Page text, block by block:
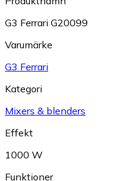
G3 Ferrari G20099
Varumärke
G3 Ferrari
Kategori
Mixers & blenders
Effekt
1000 W
Funktioner